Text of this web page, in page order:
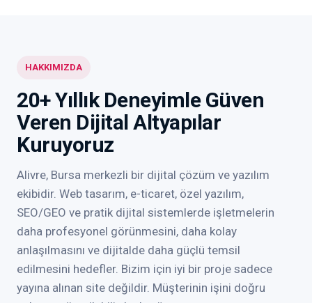
HAKKIMIZDA
20+ Yıllık Deneyimle Güven
Veren Dijital Altyapılar
Kuruyoruz
Alivre, Bursa merkezli bir dijital çözüm ve yazılım
ekibidir. Web tasarım, e-ticaret, özel yazılım,
SEO/GEO ve pratik dijital sistemlerde işletmelerin
daha profesyonel görünmesini, daha kolay
anlaşılmasını ve dijitalde daha güçlü temsil
edilmesini hedefler. Bizim için iyi bir proje sadece
yayına alınan site değildir. Müşterinin işini doğru